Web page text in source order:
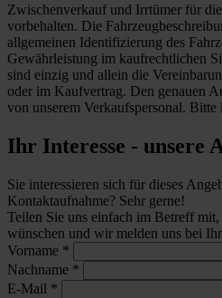
Zwischenverkauf und Irrtümer für
vorbehalten. Die
allgemeinen Identifizierung des
Gewährleistung im kaufrechtlichen
sind einzig und allein die
oder im Kaufvertrag. Den genauen
von unserem Verkaufspersonal. Bitte
Ihr Interesse - unsere
Sie interessieren sich für dieses
Kontaktaufnahme? Sehr gerne!
Teilen Sie uns einfach im Betreff
wünschen und wir melden uns bei
Vorname *
Nachname *
E-Mail *